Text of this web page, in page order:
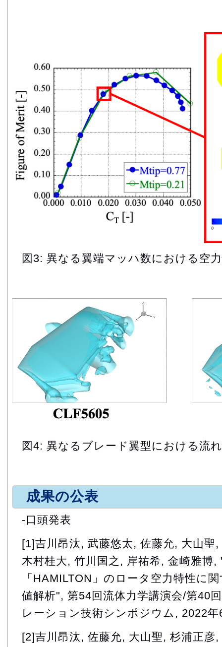
図3: 異なる翼端マッハ数における空
図4: 異なるブレード翼型における流
成果の公表
-口頭発表
[1]吉川昂汰, 武藤悠太, 佐藤允, 大山聖
木村桂大, 竹川国之, 岸祐希, 金崎雅博
「HAMILTON」のロータ空力特性に
値解析", 第54回流体力学講演会/第40
レーション技術シンポジウム, 2022年
[2]吉川昂汰, 佐藤允, 大山聖, 杉浦正彦